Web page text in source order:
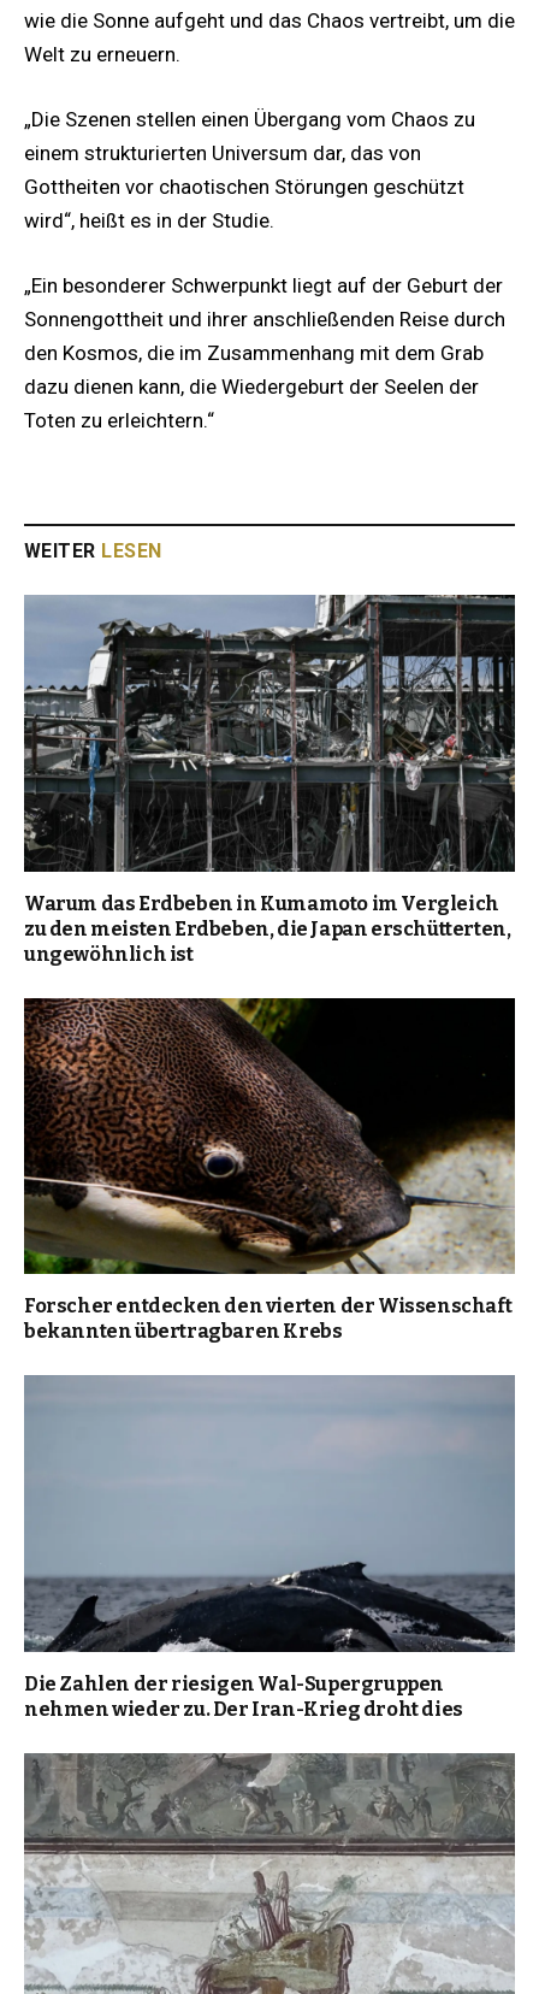
wie die Sonne aufgeht und das Chaos vertreibt, um die
Welt zu erneuern.
„Die Szenen stellen einen Übergang vom Chaos zu
einem strukturierten Universum dar, das von
Gottheiten vor chaotischen Störungen geschützt
wird“, heißt es in der Studie.
„Ein besonderer Schwerpunkt liegt auf der Geburt der
Sonnengottheit und ihrer anschließenden Reise durch
den Kosmos, die im Zusammenhang mit dem Grab
dazu dienen kann, die Wiedergeburt der Seelen der
Toten zu erleichtern.“
WEITER LESEN
Warum das Erdbeben in Kumamoto im Vergleich
zu den meisten Erdbeben, die Japan erschütterten,
ungewöhnlich ist
Forscher entdecken den vierten der Wissenschaft
bekannten übertragbaren Krebs
Die Zahlen der riesigen Wal-Supergruppen
nehmen wieder zu. Der Iran-Krieg droht dies